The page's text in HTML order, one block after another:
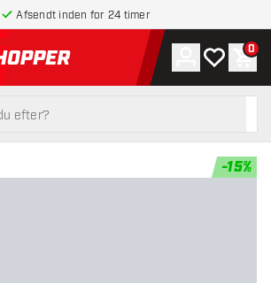
Afsendt inden for 24 timer
tilbage til forsiden
Konto
Min 0
-15%